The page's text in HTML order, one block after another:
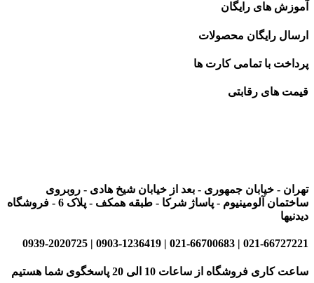
آموزش های رایگان
ارسال رایگان محصولات
پرداخت با تمامی کارت ها
قیمت های رقابتی
تهران - خیابان جمهوری - بعد از خیابان شیخ هادی - روبروی
ساختمان آلومینیوم - پاساژ شرکا - طبقه همکف - پلاک 6 - فروشگاه
دیدنیها
021-66727221 | 021-66700683 | 0903-1236419 | 0939-2020725
ساعت کاری فروشگاه از ساعات 10 الی 20 پاسخگوی شما هستیم